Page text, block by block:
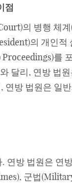
점
의 병행 체
의 개인
를
달리, 연방 법
방 법원은 일
연방 법원은 연
군법